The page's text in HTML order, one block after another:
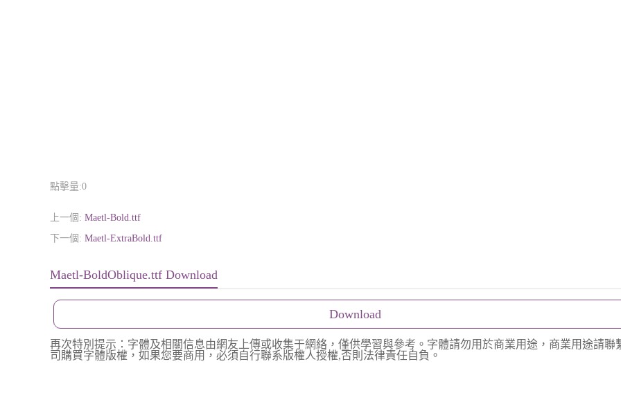
點擊量:0
上一個: Maetl-Bold.ttf
下一個: Maetl-ExtraBold.ttf
Maetl-BoldOblique.ttf Download
Download
再次特別提示：字體及相關信息由網友上傳或收集于網絡，僅供學習與參考。字體請勿用於商業用途，商業用途請聯
司購買字體版權，如果您要商用，必須自行聯系版權人授權,否則法律責任自負。